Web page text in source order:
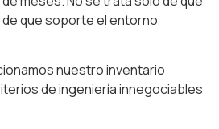
que soporte el entorno
nuestro inventario
de ingeniería innegociables